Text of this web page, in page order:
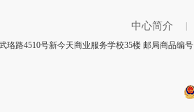
中心简介
珞路4510号新今天商业服务学校35楼 邮局商品编